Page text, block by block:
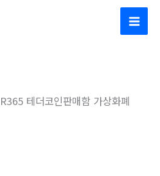
Main
테더코인판매함 가상화폐